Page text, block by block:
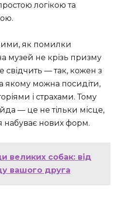
логікою та
як помилки
музей не крізь призму
свідчить — так, кожен з
якому можна посидіти,
і страхами. Тому
— це не тільки місце,
набуває нових форм.
великих собак: від
вашого друга